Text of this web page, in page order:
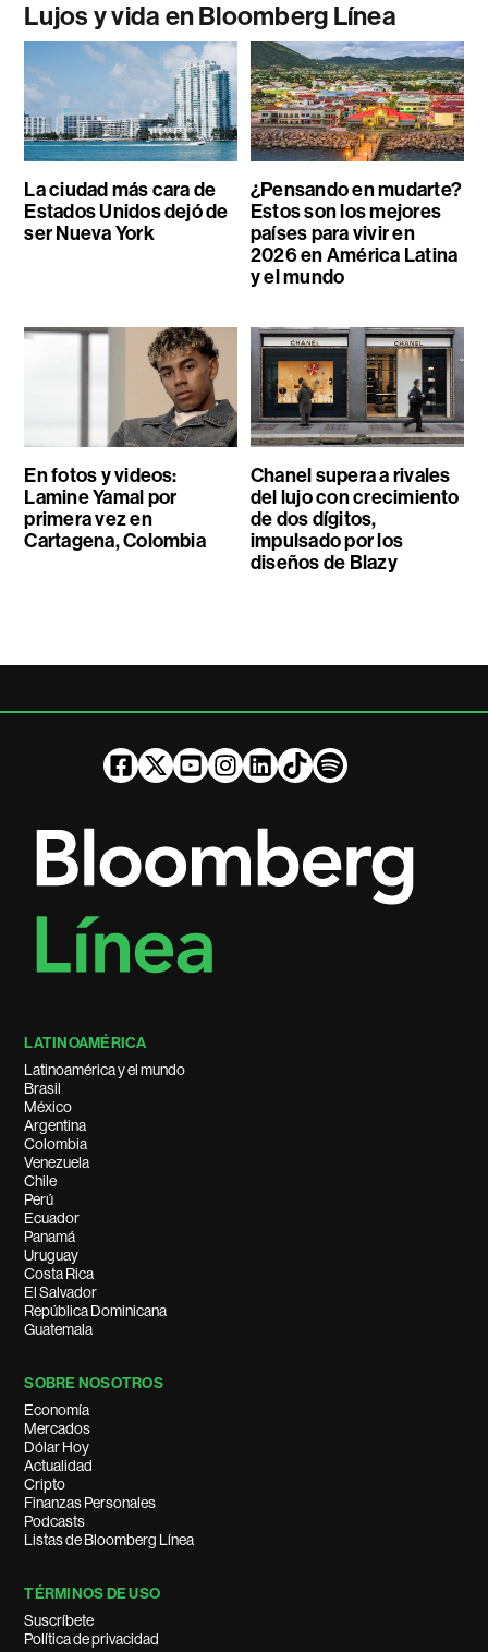
Lujos y vida en Bloomberg Línea
La ciudad más cara de
Estados Unidos dejó de
ser Nueva York
¿Pensando en mudarte?
Estos son los mejores
países para vivir en
2026 en América Latina
y el mundo
En fotos y videos:
Lamine Yamal por
primera vez en
Cartagena, Colombia
Chanel supera a rivales
del lujo con crecimiento
de dos dígitos,
impulsado por los
diseños de Blazy
LATINOAMÉRICA
Latinoamérica y el mundo
Brasil
México
Argentina
Colombia
Venezuela
Chile
Perú
Ecuador
Panamá
Uruguay
Costa Rica
El Salvador
República Dominicana
Guatemala
SOBRE NOSOTROS
Economía
Mercados
Dólar Hoy
Actualidad
Cripto
Finanzas Personales
Podcasts
Listas de Bloomberg Línea
TÉRMINOS DE USO
Suscríbete
Política de privacidad